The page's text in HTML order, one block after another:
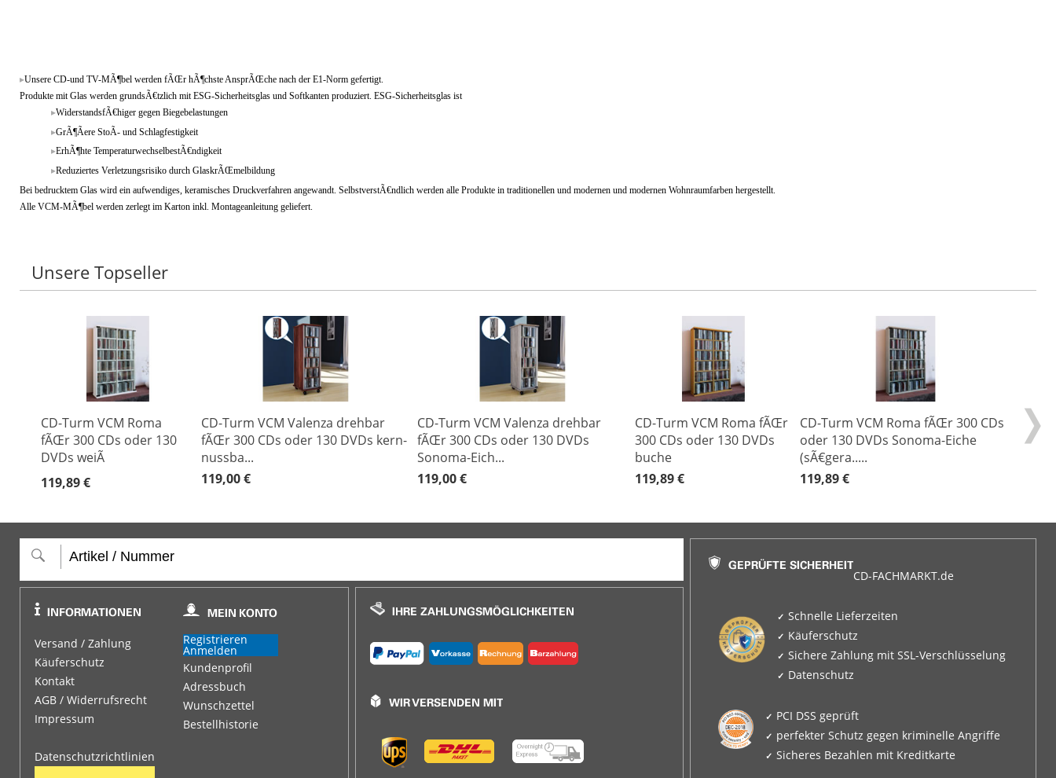
Unsere CD-und TV-MÃ¶bel werden fÃŒr hÃ¶chste AnsprÃŒche nach der E1-Norm gefertigt.
Produkte mit Glas werden grundsÃ€tzlich mit ESG-Sicherheitsglas und Softkanten produziert. ESG-Sicherheitsglas ist
WiderstandsfÃ€higer gegen Biegebelastungen
GrÃ¶Ãere StoÃ- und Schlagfestigkeit
ErhÃ¶hte TemperaturwechselbestÃ€ndigkeit
Reduziertes Verletzungsrisiko durch GlaskrÃŒmelbildung
Bei bedrucktem Glas wird ein aufwendiges, keramisches Druckverfahren angewandt. SelbstverstÃ€ndlich werden alle Produkte in traditionellen und modernen und modernen Wohnraumfarben hergestellt.
Alle VCM-MÃ¶bel werden zerlegt im Karton inkl. Montageanleitung geliefert.
Unsere Topseller
CD-Turm VCM Roma
fÃŒr 300 CDs oder 130
DVDs weiÃ
119,89 €
CD-Turm VCM Valenza drehbar
fÃŒr 300 CDs oder 130 DVDs kern-
nussba...
119,00 €
CD-Turm VCM Valenza drehbar
fÃŒr 300 CDs oder 130 DVDs
Sonoma-Eich...
119,00 €
CD-Turm VCM Roma fÃŒr
300 CDs oder 130 DVDs
buche
119,89 €
CD-Turm VCM Roma fÃŒr 300 CDs
oder 130 DVDs Sonoma-Eiche
(sÃ€gera.....
119,89 €
Versand / Zahlung
Käuferschutz
Kontakt
AGB / Widerrufsrecht
Impressum
Datenschutzrichtlinien
Registrieren
Anmelden
Kundenprofil
Adressbuch
Wunschzettel
Bestellhistorie
CD-FACHMARKT.de
Schnelle Lieferzeiten
Käuferschutz
Sichere Zahlung mit SSL-Verschlüsselung
Datenschutz
PCI DSS geprüft
perfekter Schutz gegen kriminelle Angriffe
Sicheres Bezahlen mit Kreditkarte